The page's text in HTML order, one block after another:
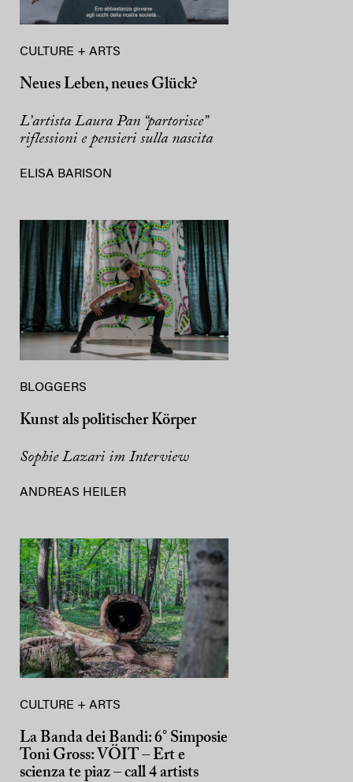
CULTURE + ARTS
Neues Leben, neues Glück?
L’artista Laura Pan “partorisce”
riflessioni e pensieri sulla nascita
ELISA BARISON
BLOGGERS
Kunst als politischer Körper
Sophie Lazari im Interview
ANDREAS HEILER
CULTURE + ARTS
La Banda dei Bandi: 6° Simposie
Toni Gross: VÖIT – Ert e
scienza te piaz – call 4 artists